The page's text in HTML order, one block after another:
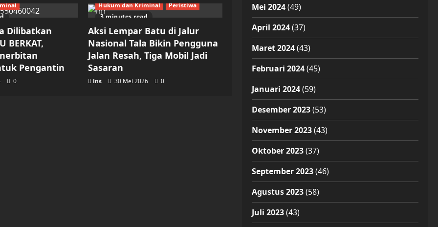
Dilibatkan
BERKAT,
Pengantin
0
3 minutes read
Hukum dan Kriminal Peristiwa
Aksi Lempar Batu di Jalur
Nasional Tala Bikin Pengguna
Jalan Resah, Tiga Mobil Jadi
Sasaran
Ins 30 Mei 2026 0
Mei 2024(49)
April 2024(37)
Maret 2024(43)
Februari 2024(45)
Januari 2024(59)
Desember 2023(53)
November 2023(43)
Oktober 2023(37)
September 2023(46)
Agustus 2023(58)
Juli 2023(43)